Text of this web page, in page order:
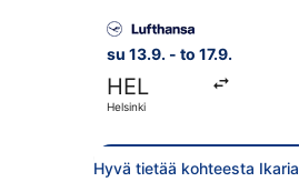
su 13.9. - to 17.9.
HEL
Helsinki
Hyvä tietää kohteesta Ikaria